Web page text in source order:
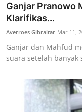
Ganjar Pranowo
Klarifikas...
Averroes Gibraltar Mar 11,
Ganjar dan Mahfud
suara setelah banyak